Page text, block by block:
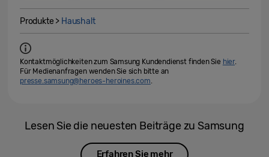
Produkte > Haushalt
Kontaktmöglichkeiten zum Samsung Kundendienst finden Sie hier.
Für Medienanfragen wenden Sie sich bitte an
presse.samsung@heroes-heroines.com
Lesen Sie die neuesten Beiträge zu Samsung
Erfahren Sie mehr